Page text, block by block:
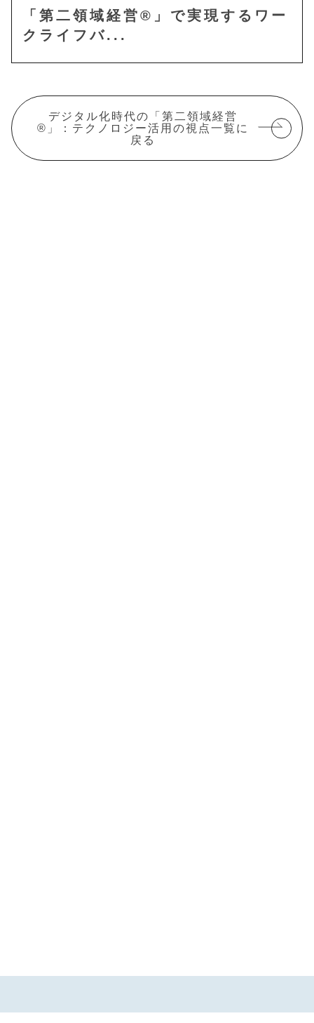
「第二領域経営®」で実現するワー
クライフバ...
デジタル化時代の「第二領域経営
®」：テクノロジー活用の視点一覧に
戻る